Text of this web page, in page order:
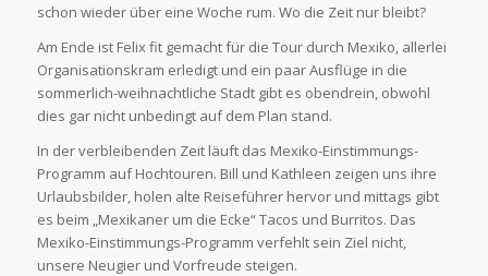
schon wieder über eine Woche rum. Wo die Zeit nur bleibt?
Am Ende ist Felix fit gemacht für die Tour durch Mexiko, allerlei
Organisationskram erledigt und ein paar Ausflüge in die
sommerlich-weihnachtliche Stadt gibt es obendrein, obwohl
dies gar nicht unbedingt auf dem Plan stand.
In der verbleibenden Zeit läuft das Mexiko-Einstimmungs-
Programm auf Hochtouren. Bill und Kathleen zeigen uns ihre
Urlaubsbilder, holen alte Reiseführer hervor und mittags gibt
es beim „Mexikaner um die Ecke“ Tacos und Burritos. Das
Mexiko-Einstimmungs-Programm verfehlt sein Ziel nicht,
unsere Neugier und Vorfreude steigen.